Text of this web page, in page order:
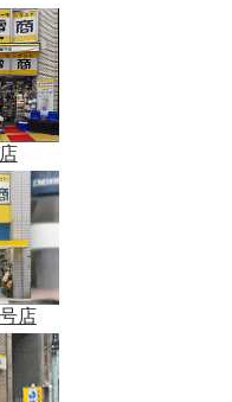
店